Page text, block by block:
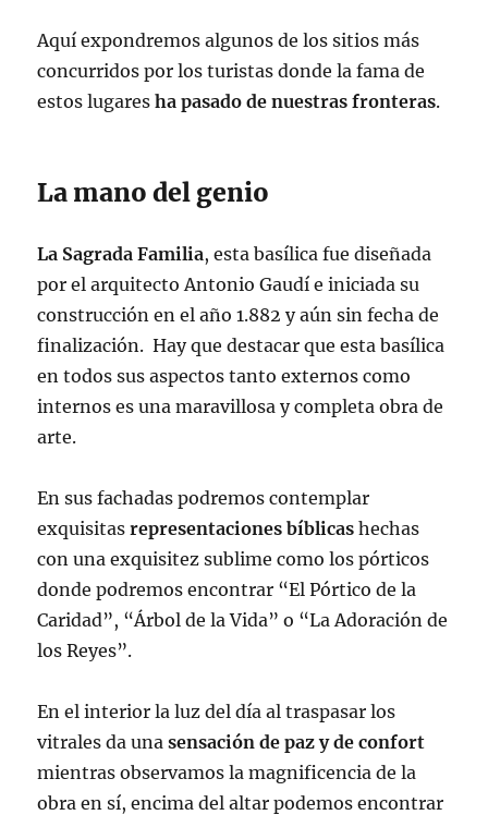
Aquí expondremos algunos de los sitios más
concurridos por los turistas donde la fama de
estos lugaresha pasado de nuestras fronteras.
La mano del genio
La Sagrada Familia, esta basílica fue diseñada
por el arquitecto Antonio Gaudí e iniciada su
construcción en el año 1.882 y aún sin fecha de
finalización. Hay que destacar que esta basílica
en todos sus aspectos tanto externos como
internos es una maravillosa y completa obra de
arte.
En sus fachadas podremos contemplar
exquisitas representaciones bíblicas hechas
con una exquisitez sublime como los pórticos
donde podremos encontrar “El Pórtico de la
Caridad”, “Árbol de la Vida” o “La Adoración de
los Reyes”.
En el interior la luz del día al traspasar los
vitrales da unasensación de paz y de confort
mientras observamos la magnificencia de la
obra en sí, encima del altar podemos encontrar